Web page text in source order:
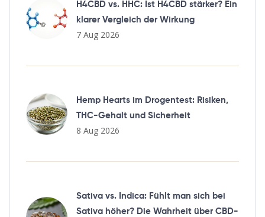
H4CBD vs. HHC: Ist H4CBD stärker? Ein
klarer Vergleich der Wirkung
7 Aug 2026
Hemp Hearts im Drogentest: Risiken,
THC-Gehalt und Sicherheit
8 Aug 2026
Sativa vs. Indica: Fühlt man sich bei
Sativa höher? Die Wahrheit über CBD-